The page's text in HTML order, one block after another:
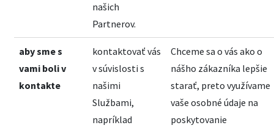
našich
Partnerov.
aby sme s
vami boli v
kontakte
kontaktovať vás
v súvislosti s
našimi
Službami,
napríklad
Chceme sa o vás ako o
nášho zákazníka lepšie
starať, preto využívame
vaše osobné údaje na
poskytovanie